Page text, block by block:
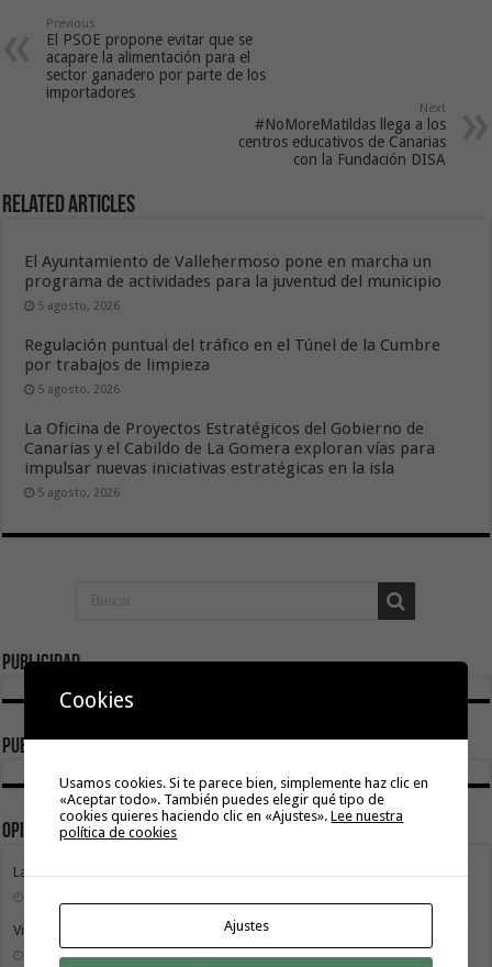
Previous
El PSOE propone evitar que se
acapare la alimentación para el
sector ganadero por parte de los
importadores
Next
#NoMoreMatildas llega a los
centros educativos de Canarias
con la Fundación DISA
Related Articles
El Ayuntamiento de Vallehermoso pone en marcha un
programa de actividades para la juventud del municipio
5 agosto, 2026
Regulación puntual del tráfico en el Túnel de la Cumbre
por trabajos de limpieza
5 agosto, 2026
La Oficina de Proyectos Estratégicos del Gobierno de
Canarias y el Cabildo de La Gomera exploran vías para
impulsar nuevas iniciativas estratégicas en la isla
5 agosto, 2026
Publicidad
publicidad
Opinión
La Gomera transforma su modelo energético
Vivir donde se estudia: una cuestión de igualdad entre islas
26 julio, 2026
Cookies
Usamos cookies. Si te parece bien, simplemente haz clic en
«Aceptar todo». También puedes elegir qué tipo de
cookies quieres haciendo clic en «Ajustes».Lee nuestra
política de cookies
Ajustes